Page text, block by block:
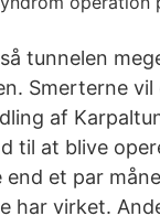
tunnelen
Smerterne
af
til at blive
end et par
har virket.